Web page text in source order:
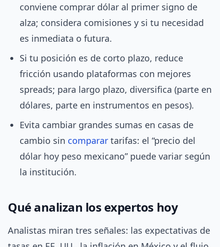
conviene comprar dólar al primer signo de
alza; considera comisiones y si tu necesidad
es inmediata o futura.
Si tu posición es de corto plazo, reduce
fricción usando plataformas con mejores
spreads; para largo plazo, diversifica (parte en
dólares, parte en instrumentos en pesos).
Evita cambiar grandes sumas en casas de
cambio sin comparar tarifas: el “precio del
dólar hoy peso mexicano” puede variar según
la institución.
Qué analizan los expertos hoy
Analistas miran tres señales: las expectativas de